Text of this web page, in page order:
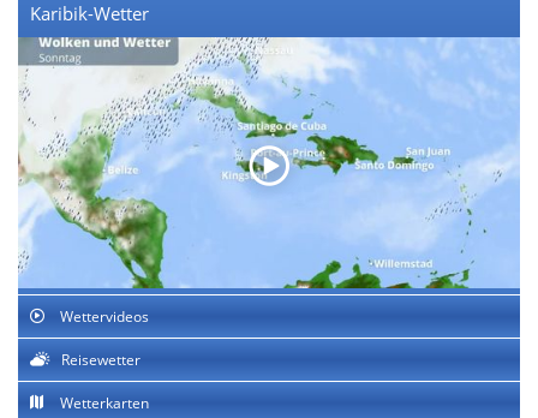
Karibik-Wetter
Wettervideos
Reisewetter
Wetterkarten